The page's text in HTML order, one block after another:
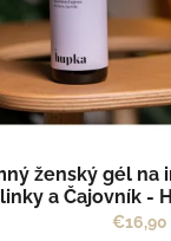
ženský gél na
a Čajovník -
€16,90